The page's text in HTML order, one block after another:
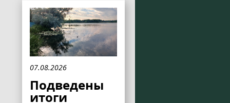
07.08.2026
Подведены
итоги